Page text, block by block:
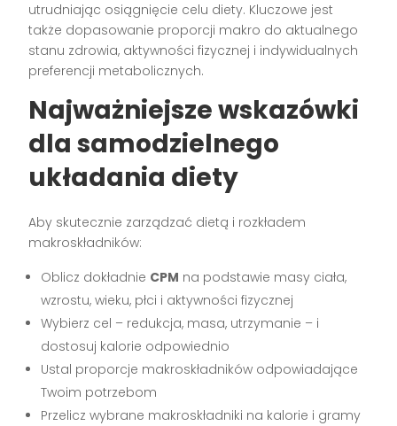
utrudniając osiągnięcie celu diety. Kluczowe jest
także dopasowanie proporcji makro do aktualnego
stanu zdrowia, aktywności fizycznej i indywidualnych
preferencji metabolicznych.
Najważniejsze wskazówki
dla samodzielnego
układania diety
Aby skutecznie zarządzać dietą i rozkładem
makroskładników:
Oblicz dokładnie CPM na podstawie masy ciała,
wzrostu, wieku, płci i aktywności fizycznej
Wybierz cel – redukcja, masa, utrzymanie – i
dostosuj kalorie odpowiednio
Ustal proporcje makroskładników odpowiadające
Twoim potrzebom
Przelicz wybrane makroskładniki na kalorie i gramy